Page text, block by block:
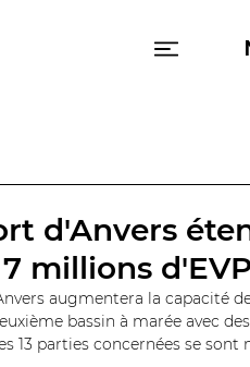
d'Anvers
millions
augmentera la capacité
bassin à marée avec
13 parties concernées se